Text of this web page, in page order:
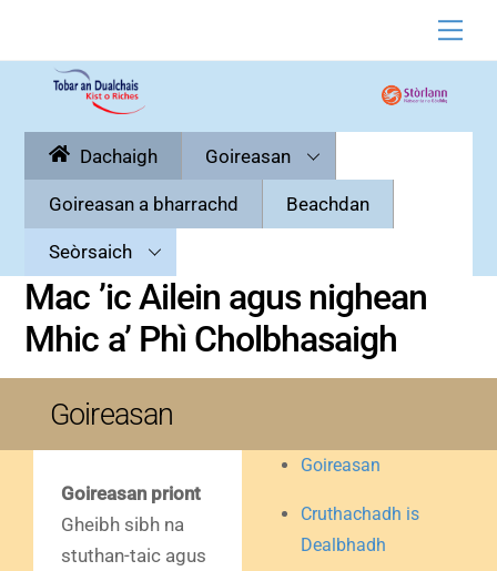
content
Dachaigh Goireasan
Goireasan a bharrachd Beachdan
Seòrsaich
Mac ’ic Ailein agus nighean
Mhic a’ Phì Cholbhasaigh
Goireasan
Goireasan priont
Gheibh sibh na
stuthan-taic agus
Goireasan
Cruthachadh is
Dealbhadh